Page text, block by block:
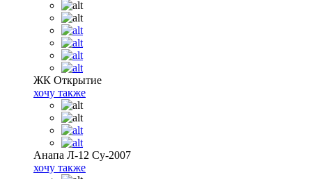
ЖК Открытие
хочу также
Анапа Л-12 Су-2007
хочу также